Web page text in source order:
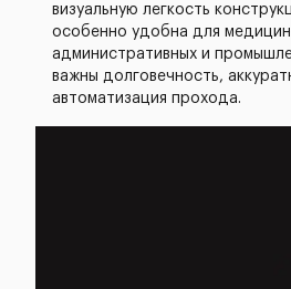
визуальную легкость
особенно удобна для
административных и
важны долговечность,
автоматизация прохода.